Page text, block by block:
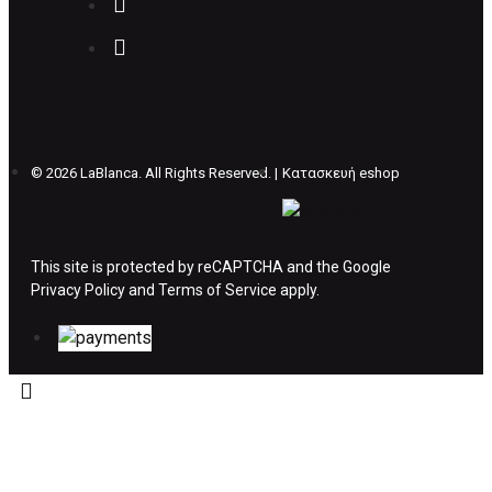
δέμα σας, αποστέλλεται η αλλαγή σας με
ΔΙΚΑΙΩΜΑ ΥΠΑΝΑΧΩΡΗΣΗΣ-ΕΠΙΣΤΡΟΦΗ
Η επιστροφή χρημάτων ακολουθείται στις
Το προϊόν θα πρέπει να βρίσκεται στην αρχική
© 2026 LaBlanca. All Rights Reserved. | Κατασκευή eshop
This site is protected by reCAPTCHA and the Google
Privacy Policyand Terms of Service apply.